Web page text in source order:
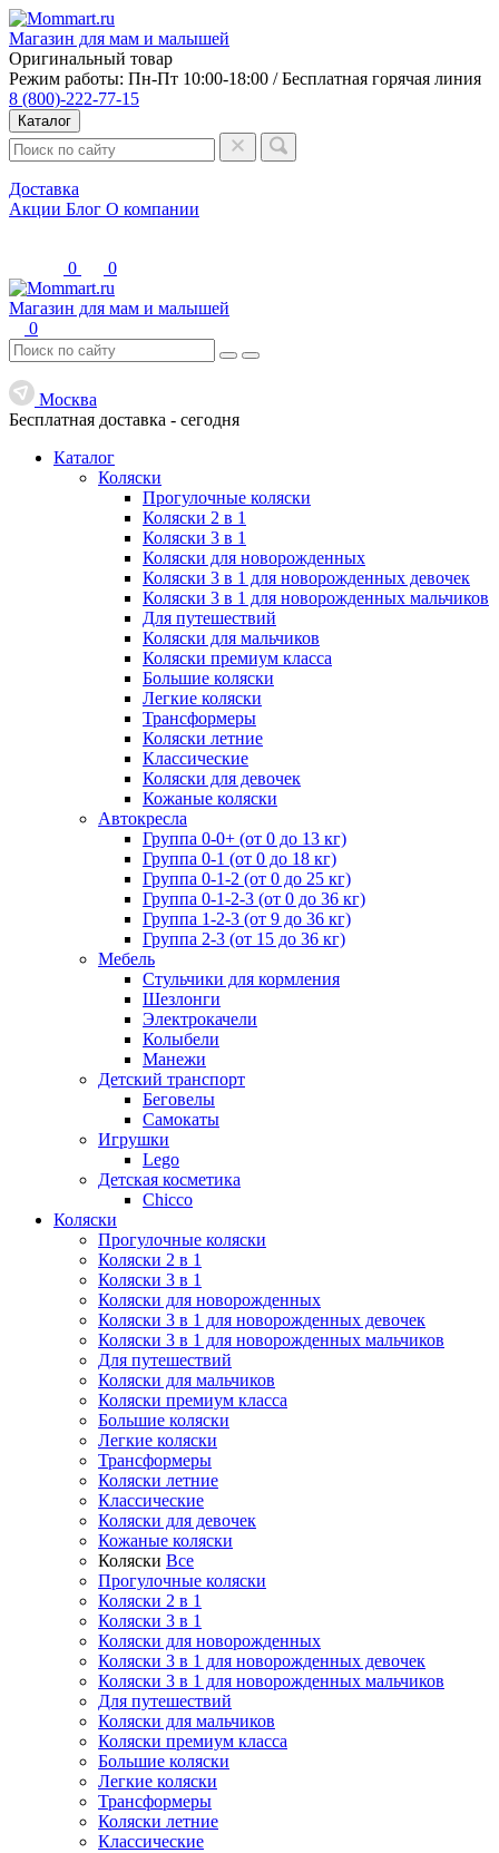
Магазин для мам и малышей
Оригинальный товар
Режим работы: Пн-Пт 10:00-18:00 / Бесплатная горячая линия
8 (800)-222-77-15
Каталог
Доставка
Акции Блог О компании
0 0
Магазин для мам и малышей
0
Москва
Бесплатная доставка - сегодня
Каталог
Коляски
Прогулочные коляски
Коляски 2 в 1
Коляски 3 в 1
Коляски для новорожденных
Коляски 3 в 1 для новорожденных девочек
Коляски 3 в 1 для новорожденных мальчиков
Для путешествий
Коляски для мальчиков
Коляски премиум класса
Большие коляски
Легкие коляски
Трансформеры
Коляски летние
Классические
Коляски для девочек
Кожаные коляски
Автокресла
Группа 0-0+ (от 0 до 13 кг)
Группа 0-1 (от 0 до 18 кг)
Группа 0-1-2 (от 0 до 25 кг)
Группа 0-1-2-3 (от 0 до 36 кг)
Группа 1-2-3 (от 9 до 36 кг)
Группа 2-3 (от 15 до 36 кг)
Мебель
Cтульчики для кормления
Шезлонги
Электрокачели
Колыбели
Манежи
Детский транспорт
Беговелы
Самокаты
Игрушки
Lego
Детская косметика
Chicco
Коляски
Прогулочные коляски
Коляски 2 в 1
Коляски 3 в 1
Коляски для новорожденных
Коляски 3 в 1 для новорожденных девочек
Коляски 3 в 1 для новорожденных мальчиков
Для путешествий
Коляски для мальчиков
Коляски премиум класса
Большие коляски
Легкие коляски
Трансформеры
Коляски летние
Классические
Коляски для девочек
Кожаные коляски
Коляски Все
Прогулочные коляски
Коляски 2 в 1
Коляски 3 в 1
Коляски для новорожденных
Коляски 3 в 1 для новорожденных девочек
Коляски 3 в 1 для новорожденных мальчиков
Для путешествий
Коляски для мальчиков
Коляски премиум класса
Большие коляски
Легкие коляски
Трансформеры
Коляски летние
Классические